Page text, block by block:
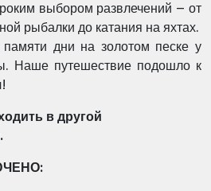
выбором развлечений – от
рыбалки до катания на яхтах.
памяти дни на золотом песке у
Наше путешествие подошло к
в другой